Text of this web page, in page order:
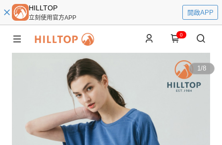
HILLTOP
立刻使用官方APP
開啟APP
0
1/8